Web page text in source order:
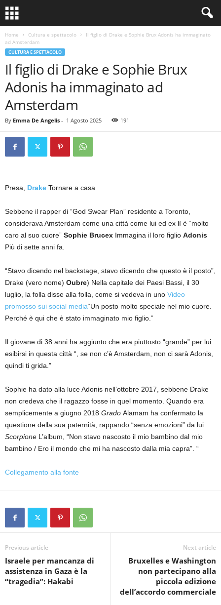
Home Cultura e spettacolo
Il figlio di Drake e Sophie Brux Adonis ha immaginato
ad Amsterdam
CULTURA E SPETTACOLO
Il figlio di Drake e Sophie Brux
Adonis ha immaginato ad
Amsterdam
By Emma De Angelis - 1 Agosto 2025 191
Presa, Drake Tornare a casa
Sebbene il rapper di “God Swear Plan” residente a Toronto,
considerava Amsterdam come una città come lui ed ex lì è “molto
caro al suo cuore” Sophie Brucex Immagina il loro figlio Adonis
Più di sette anni fa.
“Stavo dicendo nel backstage, stavo dicendo che questo è il posto”,
Drake (vero nome) Oubre) Nella capitale dei Paesi Bassi, il 30
luglio, la folla disse alla folla, come si vedeva in uno Video
promosso sui social media“Un posto molto speciale nel mio cuore.
Perché è qui che è stato immaginato mio figlio.”
Il giovane di 38 anni ha aggiunto che era piuttosto “grande” per lui
esibirsi in questa città “, se non c’è Amsterdam, non ci sarà Adonis,
quindi ti grida.”
Sophie ha dato alla luce Adonis nell’ottobre 2017, sebbene Drake
non credeva che il ragazzo fosse in quel momento. Quando era
semplicemente a giugno 2018 Grado Alamam ha confermato la
questione della sua paternità, rappando “senza emozioni” da lui
Scorpione L’album, “Non stavo nascosto il mio bambino dal mio
bambino / Ero il mondo che mi ha nascosto dalla mia capra”. “
Collegamento alla fonte
Previous article
Israele per mancanza di
assistenza in Gaza è la
“tragedia”: Hakabi
Next article
Bruxelles e Washington
non partecipano alla
piccola edizione
dell’accordo commerciale